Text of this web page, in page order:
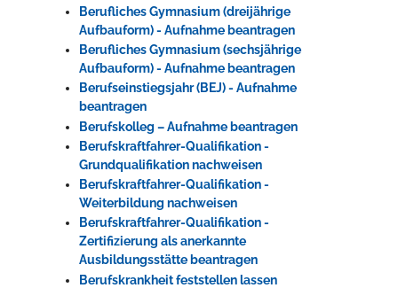
Berufliches Gymnasium (dreijährige
Aufbauform) - Aufnahme beantragen
Berufliches Gymnasium (sechsjährige
Aufbauform) - Aufnahme beantragen
Berufseinstiegsjahr (BEJ) - Aufnahme
beantragen
Berufskolleg – Aufnahme beantragen
Berufskraftfahrer-Qualifikation -
Grundqualifikation nachweisen
Berufskraftfahrer-Qualifikation -
Weiterbildung nachweisen
Berufskraftfahrer-Qualifikation -
Zertifizierung als anerkannte
Ausbildungsstätte beantragen
Berufskrankheit feststellen lassen